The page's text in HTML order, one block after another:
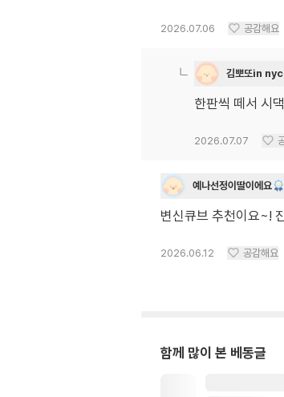
2026.07.06 공감해요
김뽀또in nyc
한판씩 떼서 시
2026.07.07
예나선정이딸이에요
변신큐브 추천이요~!
2026.06.12 공감해요
함께 많이 본 베동글